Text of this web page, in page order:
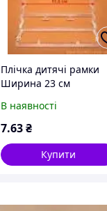
Плічка дитячі рамки
Ширина 23 см
В наявності
7.63₴
Купити